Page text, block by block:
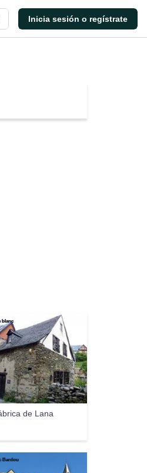
Inicia sesión o regístrate
de Lana
blanc
Bardou